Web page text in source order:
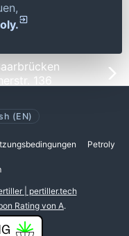
136
(EN)
Petroly
| pertiller.tech
Rating von A.